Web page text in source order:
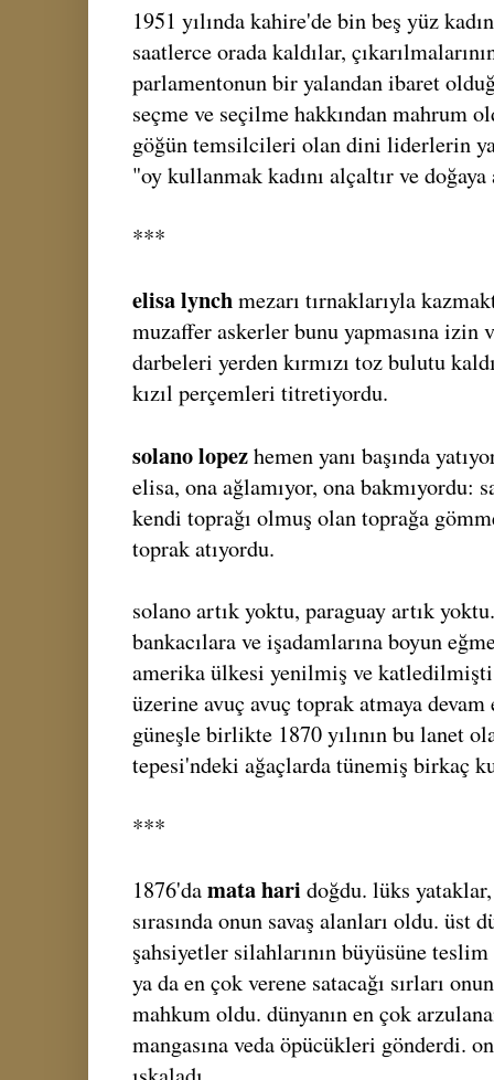
1951 yılında kahire'de bin beş yüz
saatlerce orada kaldılar,
parlamentonun bir yalandan ibaret
seçme ve seçilme hakkından mahrum
göğün temsilcileri olan dini liderlerin
"oy kullanmak kadını alçaltır ve doğaya
***
elisa lynchmezarı tırnaklarıyla
muzaffer askerler bunu yapmasına izin
darbeleri yerden kırmızı toz bulutu
kızıl perçemleri titretiyordu.
solano lopezhemen yanı başında
elisa, ona ağlamıyor, ona bakmıyordu:
kendi toprağı olmuş olan toprağa
toprak atıyordu.
solano artık yoktu, paraguay artık
bankacılara ve işadamlarına boyun
amerika ülkesi yenilmiş ve
üzerine avuç avuç toprak atmaya
güneşle birlikte 1870 yılının bu lanet
tepesi'ndeki ağaçlarda tünemiş birkaç
***
1876'damata hari doğdu. lüks
sırasında onun savaş alanları oldu. üst
şahsiyetler silahlarının büyüsüne
ya da en çok verene satacağı sırları
mahkum oldu. dünyanın en çok
mangasına veda öpücükleri gönderdi.